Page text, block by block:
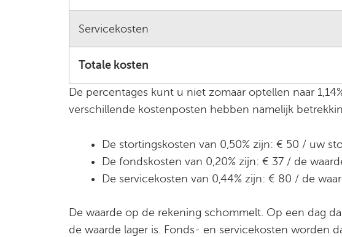
Servicekosten
Totale kosten
De percentages kunt u niet zomaar optellen naar
verschillende kostenposten hebben namelijk
De stortingskosten van 0,50% zijn: € 50 / uw
De fondskosten van 0,20% zijn: € 37 / de
De servicekosten van 0,44% zijn: € 80 / de
De waarde op de rekening schommelt. Op een dag
de waarde lager is. Fonds- en servicekosten worden